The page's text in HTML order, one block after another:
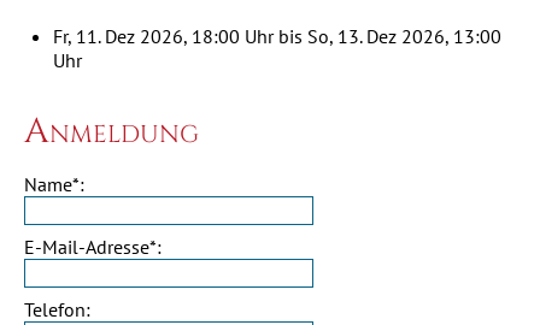
Fr, 11. Dez 2026, 18:00 Uhr bis So, 13. Dez 2026, 13:00
Uhr
Anmeldung
Name*:
E-Mail-Adresse*:
Telefon: